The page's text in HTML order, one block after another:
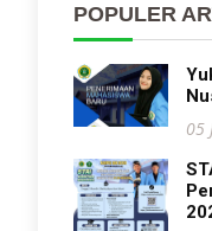
POPULER
05